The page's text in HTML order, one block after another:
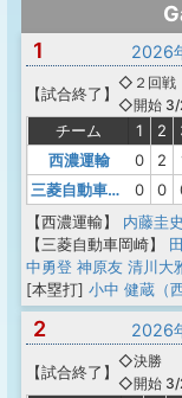
1
2026
【試合終了 】
◇２回戦
◇開始 3/
チーム 1 2
西濃運輸
0 2
三菱自動車岡崎
0 0
【西濃運輸】
内藤圭史
【三菱自動車岡崎】
中勇登 神原友 清川大
[本塁打] 小中 健蔵（西
2 2026
【試合終了 】
◇決勝
◇開始 3/